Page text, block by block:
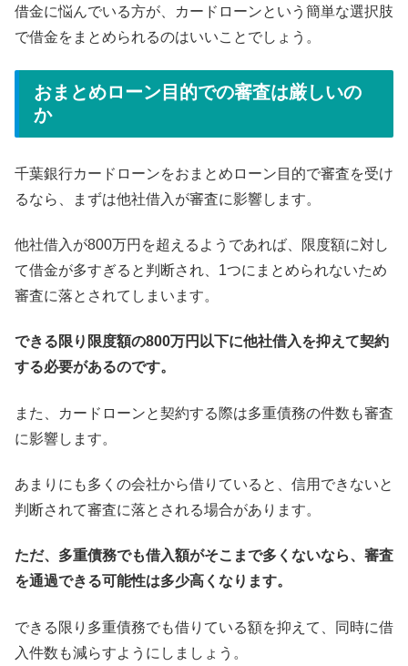
借金に悩んでいる方が、カードローンという簡単な選択肢
で借金をまとめられるのはいいことでしょう。
おまとめローン目的での審査は厳しいの
か
千葉銀行カードローンをおまとめローン目的で審査を受け
るなら、まずは他社借入が審査に影響します。
他社借入が800万円を超えるようであれば、限度額に対し
て借金が多すぎると判断され、1つにまとめられないため
審査に落とされてしまいます。
できる限り限度額の800万円以下に他社借入を抑えて契約
する必要があるのです。
また、カードローンと契約する際は多重債務の件数も審査
に影響します。
あまりにも多くの会社から借りていると、信用できないと
判断されて審査に落とされる場合があります。
ただ、多重債務でも借入額がそこまで多くないなら、審査
を通過できる可能性は多少高くなります。
できる限り多重債務でも借りている額を抑えて、同時に借
入件数も減らすようにしましょう。